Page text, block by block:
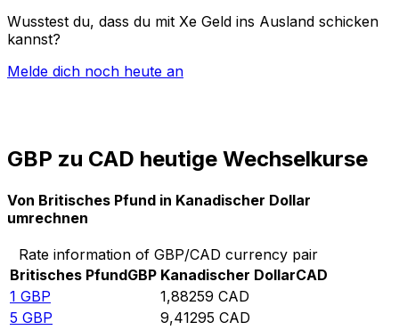
Wusstest du, dass du mit Xe Geld ins Ausland schicken
kannst?
Melde dich noch heute an
GBP zu CAD heutige Wechselkurse
Von Britisches Pfund in Kanadischer Dollar
umrechnen
Rate information of GBP/CAD currency pair
Britisches PfundGBP Kanadischer DollarCAD
1 GBP 1,88259 CAD
5 GBP 9,41295 CAD